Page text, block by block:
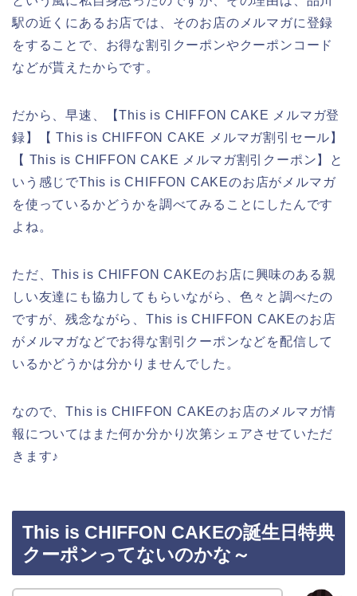
駅の近くにあるお店では、そのお店のメルマガに登録
をすることで、お得な割引クーポンやクーポンコード
などが貰えたからです。
だから、早速、【This is CHIFFON CAKE メルマガ登
録】【 This is CHIFFON CAKE メルマガ割引セール】
【 This is CHIFFON CAKE メルマガ割引クーポン】と
いう感じでThis is CHIFFON CAKEのお店がメルマガ
を使っているかどうかを調べてみることにしたんです
よね。
ただ、This is CHIFFON CAKEのお店に興味のある親
しい友達にも協力してもらいながら、色々と調べたの
ですが、残念ながら、This is CHIFFON CAKEのお店
がメルマガなどでお得な割引クーポンなどを配信して
いるかどうかは分かりませんでした。
なので、This is CHIFFON CAKEのお店のメルマガ情
報についてはまた何か分かり次第シェアさせていただ
きます♪
This is CHIFFON CAKEの誕生日特典
クーポンってないのかな～